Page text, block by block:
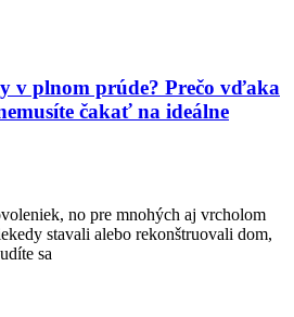
v plnom prúde? Prečo vďaka
čakať na ideálne
no pre mnohých aj vrcholom
stavali alebo rekonštruovali dom,
sa